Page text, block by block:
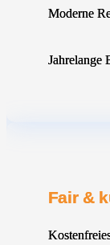
Moderne
Jahrelange
Fair &